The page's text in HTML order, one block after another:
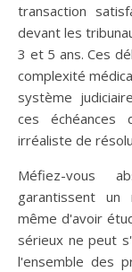
transaction
devant les
3 et 5 ans. Ces
complexité
système
ces échéances
irréaliste de
Méfiez-vous
garantissent un
même d'avoir
sérieux ne peut
l'ensemble des